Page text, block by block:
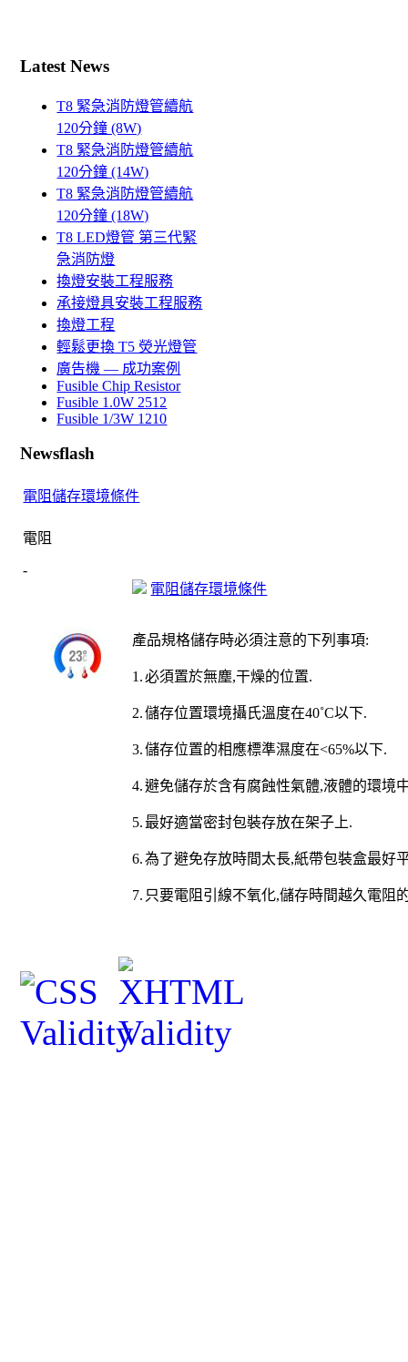
Latest News
T8 緊急消防燈管續航
120分鐘 (8W)
T8 緊急消防燈管續航
120分鐘 (14W)
T8 緊急消防燈管續航
120分鐘 (18W)
T8 LED燈管 第三代緊
急消防燈
換燈安裝工程服務
承接燈具安裝工程服務
換燈工程
輕鬆更換 T5 熒光燈管
廣告機 — 成功案例
Fusible Chip Resistor
Fusible 1.0W 2512
Fusible 1/3W 1210
Newsflash
電阻儲存環境條件
電阻
-
電阻儲存環境條件
產品規格儲存時必須注意的下列事項:
1. 必須置於無塵,干燥的位置.
2. 儲存位置環境攝氏溫度在40˚C以下.
3. 儲存位置的相應標準濕度在<65%以下.
4. 避免儲存於含有腐蝕性氣體,液體的環境
5. 最好適當密封包裝存放在架子上.
6. 為了避免存放時間太長,紙帶包裝盒最好
7. 只要電阻引線不氧化,儲存時間越久電阻